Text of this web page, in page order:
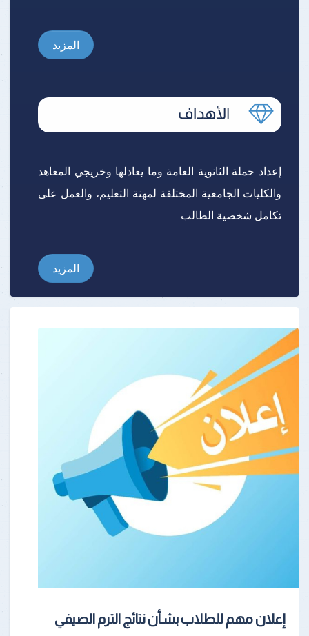
المزيد
إعداد حملة الثانوية العامة وما يعادلها وخريجي المعاهد
والكليات الجامعية المختلفة لمهنة التعليم، والعمل على
تكامل شخصية الطالب
المزيد
إعلان مهم للطلاب بشأن نتائج الترم الصيفي